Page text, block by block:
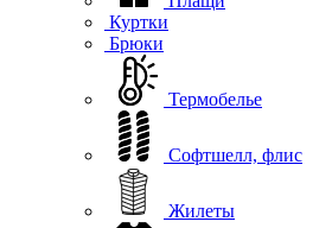
Куртки
Брюки
Термобелье
Софтшелл, флис
Жилеты